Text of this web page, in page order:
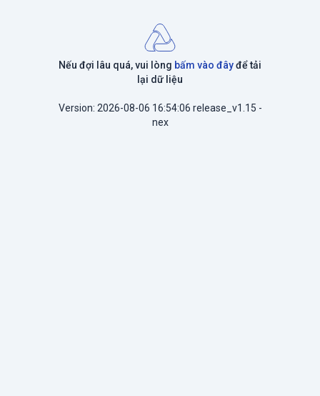
Nếu đợi lâu quá, vui lòng bấm vào đâyđể tải
lại dữ liệu
Version: 2026-08-06 16:54:06 release_v1.15 -
nex